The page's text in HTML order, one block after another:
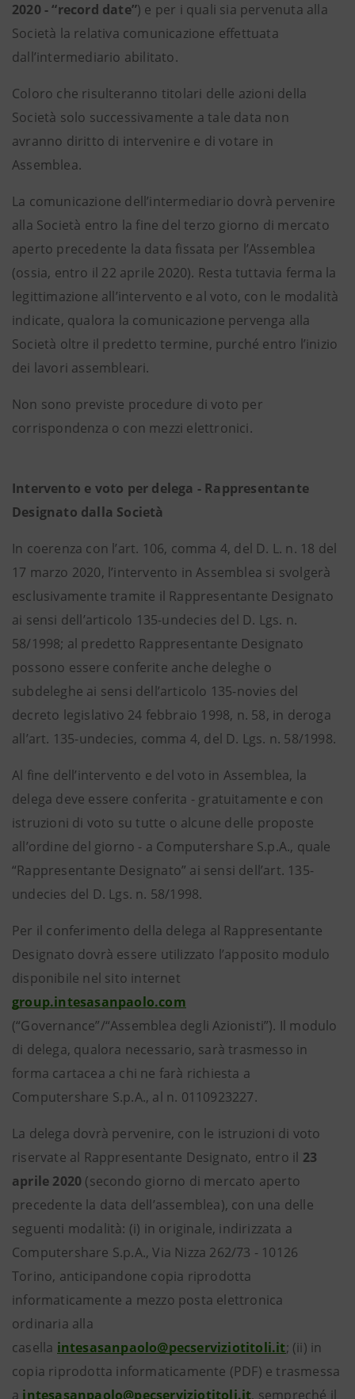
2020 - “record date”) e per i quali sia pervenuta alla
Società la relativa comunicazione effettuata
dall’intermediario abilitato.
Coloro che risulteranno titolari delle azioni della
Società solo successivamente a tale data non
avranno diritto di intervenire e di votare in
Assemblea.
La comunicazione dell’intermediario dovrà pervenire
alla Società entro la fine del terzo giorno di mercato
aperto precedente la data fissata per l’Assemblea
(ossia, entro il 22 aprile 2020). Resta tuttavia ferma la
legittimazione all’intervento e al voto, con le modalità
indicate, qualora la comunicazione pervenga alla
Società oltre il predetto termine, purché entro l’inizio
dei lavori assembleari.
Non sono previste procedure di voto per
corrispondenza o con mezzi elettronici.
Intervento e voto per delega - Rappresentante
Designato dalla Società
In coerenza con l’art. 106, comma 4, del D. L. n. 18 del
17 marzo 2020, l’intervento in Assemblea si svolgerà
esclusivamente tramite il Rappresentante Designato
ai sensi dell’articolo 135-undecies del D. Lgs. n.
58/1998; al predetto Rappresentante Designato
possono essere conferite anche deleghe o
subdeleghe ai sensi dell’articolo 135-novies del
decreto legislativo 24 febbraio 1998, n. 58, in deroga
all’art. 135-undecies, comma 4, del D. Lgs. n. 58/1998.
Al fine dell’intervento e del voto in Assemblea, la
delega deve essere conferita - gratuitamente e con
istruzioni di voto su tutte o alcune delle proposte
all’ordine del giorno - a Computershare S.p.A., quale
“Rappresentante Designato” ai sensi dell’art. 135-
undecies del D. Lgs. n. 58/1998.
Per il conferimento della delega al Rappresentante
Designato dovrà essere utilizzato l’apposito modulo
disponibile nel sito internet
group.intesasanpaolo.com
(“Governance”/“Assemblea degli Azionisti”). Il modulo
di delega, qualora necessario, sarà trasmesso in
forma cartacea a chi ne farà richiesta a
Computershare S.p.A., al n. 0110923227.
La delega dovrà pervenire, con le istruzioni di voto
riservate al Rappresentante Designato, entro il 23
aprile 2020 (secondo giorno di mercato aperto
precedente la data dell’assemblea), con una delle
seguenti modalità: (i) in originale, indirizzata a
Computershare S.p.A., Via Nizza 262/73 - 10126
Torino, anticipandone copia riprodotta
informaticamente a mezzo posta elettronica
ordinaria alla
casella intesasanpaolo@pecserviziotitoli.it; (ii) in
copia riprodotta informaticamente (PDF) e trasmessa
a intesasanpaolo@pecserviziotitoli.it, sempreché il